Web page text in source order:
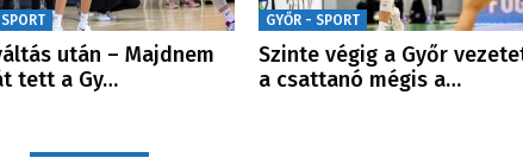
után – Majdnem
tett a Gy…
GYŐR - SPORT
Szinte végig a Győr
a csattanó mégis a…